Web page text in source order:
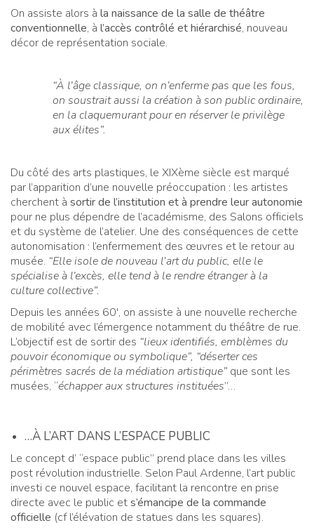
On assiste alors à la naissance de la salle de théâtre
conventionnelle, à l’accès contrôlé et hiérarchisé, nouveau
décor de représentation sociale.
“À l’âge classique, on n’enferme pas que les fous,
on soustrait aussi la création à son public ordinaire,
en la claquemurant pour en réserver le privilège
aux élites”.
Du côté des arts plastiques, le XIXème siècle est marqué
par l’apparition d’une nouvelle préoccupation : les artistes
cherchent à sortir de l’institution et à prendre leur autonomie
pour ne plus dépendre de l’académisme, des Salons officiels
et du système de l’atelier. Une des conséquences de cette
autonomisation : l’enfermement des œuvres et le retour au
musée. “Elle isole de nouveau l’art du public, elle le
spécialise à l’excès, elle tend à le rendre étranger à la
culture collective”.
Depuis les années 60′, on assiste à une nouvelle recherche
de mobilité avec l’émergence notamment du théâtre de rue.
L’objectif est de sortir des “lieux identifiés, emblèmes du
pouvoir économique ou symbolique”, “déserter ces
périmètres sacrés de la médiation artistique” que sont les
musées, “échapper aux structures instituées”…
…À L’ART DANS L’ESPACE PUBLIC
Le concept d’ “espace public” prend place dans les villes
post révolution industrielle. Selon Paul Ardenne, l’art public
investi ce nouvel espace, facilitant la rencontre en prise
directe avec le public ets’émancipe de la commande
officielle (cf l’élévation de statues dans les squares).